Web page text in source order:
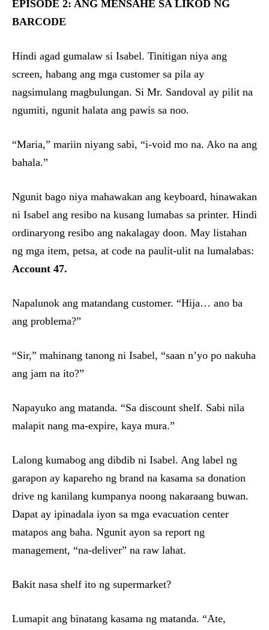
EPISODE 2: ANG MENSAHE SA LIKOD NG
BARCODE
Hindi agad gumalaw si Isabel. Tinitigan niya ang
screen, habang ang mga customer sa pila ay
nagsimulang magbulungan. Si Mr. Sandoval ay pilit na
ngumiti, ngunit halata ang pawis sa noo.
“Maria,” mariin niyang sabi, “i-void mo na. Ako na ang
bahala.”
Ngunit bago niya mahawakan ang keyboard, hinawakan
ni Isabel ang resibo na kusang lumabas sa printer. Hindi
ordinaryong resibo ang nakalagay doon. May listahan
ng mga item, petsa, at code na paulit-ulit na lumalabas:
Account 47.
Napalunok ang matandang customer. “Hija… ano ba
ang problema?”
“Sir,” mahinang tanong ni Isabel, “saan n’yo po nakuha
ang jam na ito?”
Napayuko ang matanda. “Sa discount shelf. Sabi nila
malapit nang ma-expire, kaya mura.”
Lalong kumabog ang dibdib ni Isabel. Ang label ng
garapon ay kapareho ng brand na kasama sa donation
drive ng kanilang kumpanya noong nakaraang buwan.
Dapat ay ipinadala iyon sa mga evacuation center
matapos ang baha. Ngunit ayon sa report ng
management, “na-deliver” na raw lahat.
Bakit nasa shelf ito ng supermarket?
Lumapit ang binatang kasama ng matanda. “Ate,